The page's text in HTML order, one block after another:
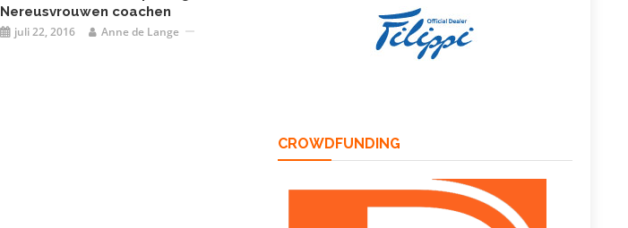
Nereusvrouwen coachen
juli 22, 2016 Anne de Lange
CROWDFUNDING